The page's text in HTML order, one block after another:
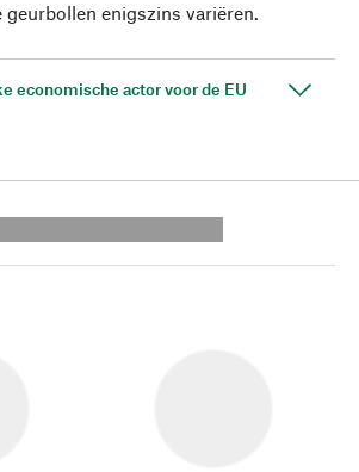
geurbollen enigszins variëren.
economische actor voor de EU